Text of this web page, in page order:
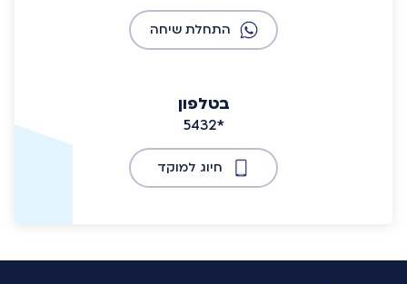
התחלת שיחה
בטלפון
5432*
חיוג למוקד